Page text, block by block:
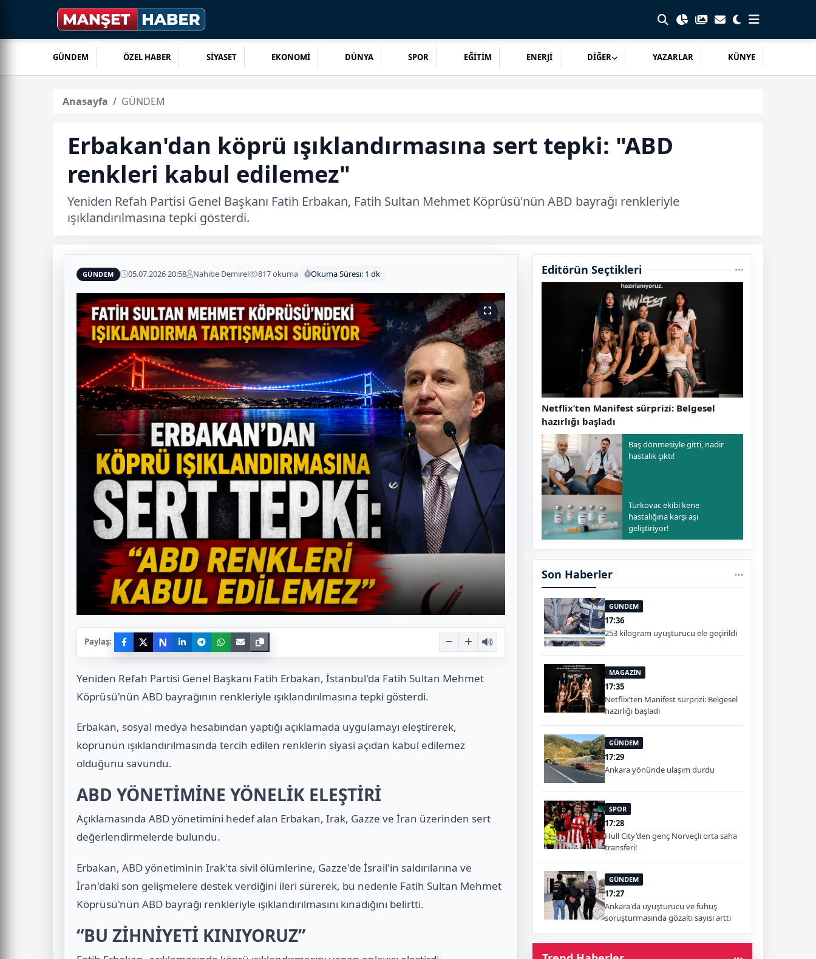
GÜNDEM ÖZEL HABER SİYASET EKONOMİ DÜNYA SPOR EĞİTİM ENERJİ DİĞER YAZARLAR KÜNYE
Anasayfa GÜNDEM
Erbakan'dan köprü ışıklandırmasına sert tepki: "ABD
renkleri kabul edilemez"
Yeniden Refah Partisi Genel Başkanı Fatih Erbakan, Fatih Sultan Mehmet Köprüsü'nün ABD bayrağı renkleriyle
ışıklandırılmasına tepki gösterdi.
GÜNDEM 05.07.2026 20:58 Nahibe Demirel 817 okuma Okuma Süresi: 1 dk
Paylaş: N
Yeniden Refah Partisi Genel Başkanı Fatih Erbakan, İstanbul'da Fatih Sultan Mehmet
Köprüsü'nün ABD bayrağının renkleriyle ışıklandırılmasına tepki gösterdi.
Erbakan, sosyal medya hesabından yaptığı açıklamada uygulamayı eleştirerek,
köprünün ışıklandırılmasında tercih edilen renklerin siyasi açıdan kabul edilemez
olduğunu savundu.
ABD YÖNETİMİNE YÖNELİK ELEŞTİRİ
Açıklamasında ABD yönetimini hedef alan Erbakan, Irak, Gazze ve İran üzerinden sert
değerlendirmelerde bulundu.
Erbakan, ABD yönetiminin Irak'ta sivil ölümlerine, Gazze'de İsrail'in saldırılarına ve
İran'daki son gelişmelere destek verdiğini ileri sürerek, bu nedenle Fatih Sultan Mehmet
Köprüsü'nün ABD bayrağı renkleriyle ışıklandırılmasını kınadığını belirtti.
“BU ZİHNİYETİ KINIYORUZ”
Editörün Seçtikleri
Netflix’ten Manifest sürprizi: Belgesel
hazırlığı başladı
Baş dönmesiyle gitti, nadir
hastalık çıktı!
Turkovac ekibi kene
hastalığına karşı aşı
geliştiriyor!
Son Haberler
GÜNDEM
17:36
253 kilogram uyuşturucu ele geçirildi
MAGAZİN
17:35
Netflix’ten Manifest sürprizi: Belgesel
hazırlığı başladı
GÜNDEM
17:29
Ankara yönünde ulaşım durdu
SPOR
17:28
Hull City’den genç Norveçli orta saha
transferi!
GÜNDEM
17:27
Ankara'da uyuşturucu ve fuhuş
soruşturmasında gözaltı sayısı arttı